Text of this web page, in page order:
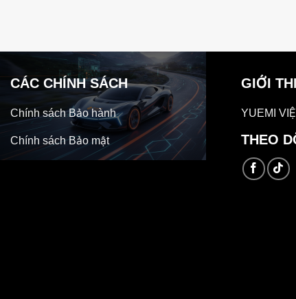
CÁC CHÍNH SÁCH
Chính sách Bảo hành
Chính sách Bảo mật
GIỚI
YUEMI
THEO